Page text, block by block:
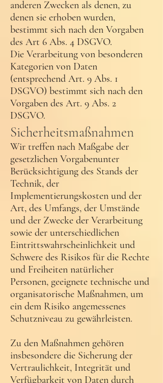
anderen Zwecken als denen, zu
denen sie erhoben wurden,
bestimmt sich nach den Vorgaben
des Art 6 Abs. 4 DSGVO.
Die Verarbeitung von besonderen
Kategorien von Daten
(entsprechend Art. 9 Abs. 1
DSGVO) bestimmt sich nach den
Vorgaben des Art. 9 Abs. 2
DSGVO.
Sicherheitsmaßnahmen
Wir treffen nach Maßgabe der
gesetzlichen Vorgabenunter
Berücksichtigung des Stands der
Technik, der
Implementierungskosten und der
Art, des Umfangs, der Umstände
und der Zwecke der Verarbeitung
sowie der unterschiedlichen
Eintrittswahrscheinlichkeit und
Schwere des Risikos für die Rechte
und Freiheiten natürlicher
Personen, geeignete technische und
organisatorische Maßnahmen, um
ein dem Risiko angemessenes
Schutzniveau zu gewährleisten.
Zu den Maßnahmen gehören
insbesondere die Sicherung der
Vertraulichkeit, Integrität und
Verfügbarkeit von Daten durch